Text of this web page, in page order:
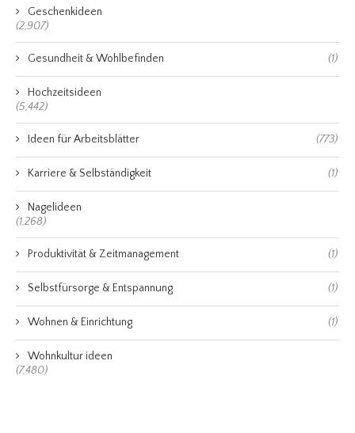
Geschenkideen
(2,907)
Gesundheit & Wohlbefinden (1)
Hochzeitsideen
(5,442)
Ideen für Arbeitsblätter (773)
Karriere & Selbständigkeit (1)
Nagelideen
(1,268)
Produktivität & Zeitmanagement (1)
Selbstfürsorge & Entspannung (1)
Wohnen & Einrichtung (1)
Wohnkultur ideen
(7,480)